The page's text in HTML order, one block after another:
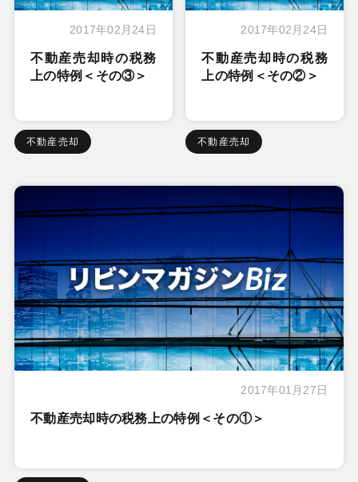
2017年02月24日
不動産売却時の税務
上の特例＜その③＞
不動産売却
2017年02月24日
不動産売却時の税務
上の特例＜その②＞
不動産売却
2017年01月27日
不動産売却時の税務上の特例＜その①＞